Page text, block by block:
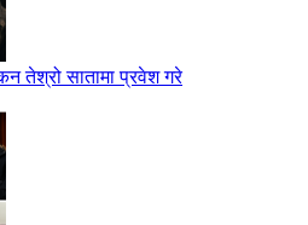
तेश्रो सातामा प्रवेश गरे